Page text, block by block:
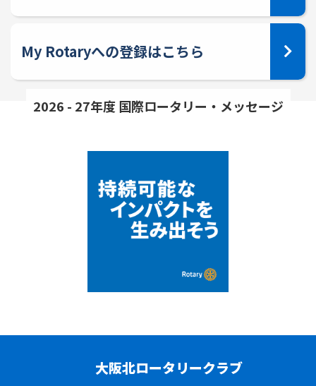
My Rotaryへの登録はこちら
2026 - 27年度 国際ロータリー・メッセージ
大阪北ロータリークラブ